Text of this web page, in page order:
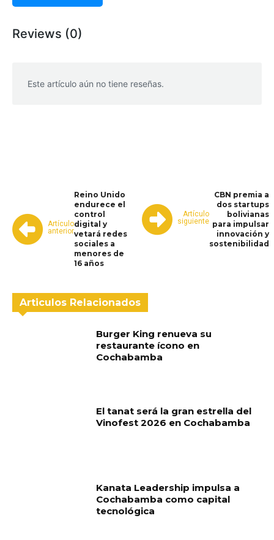
Reviews (0)
Este artículo aún no tiene reseñas.
Artículo
anterior
Reino Unido
endurece el
control
digital y
vetará redes
sociales a
menores de
16 años
Artículo
siguiente
CBN premia a
dos startups
bolivianas
para impulsar
innovación y
sostenibilidad
Articulos Relacionados
Burger King renueva su
restaurante ícono en
Cochabamba
El tanat será la gran estrella del
Vinofest 2026 en Cochabamba
Kanata Leadership impulsa a
Cochabamba como capital
tecnológica